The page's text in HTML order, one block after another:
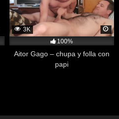
3K
100%
Aitor Gago – chupa y folla con
papi